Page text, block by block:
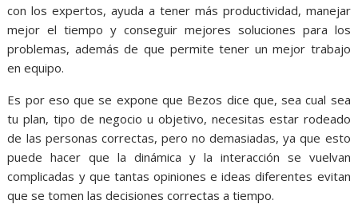
con los expertos, ayuda a tener más productividad, manejar
mejor el tiempo y conseguir mejores soluciones para los
problemas, además de que permite tener un mejor trabajo
en equipo.
Es por eso que se expone que Bezos dice que, sea cual sea
tu plan, tipo de negocio u objetivo, necesitas estar rodeado
de las personas correctas, pero no demasiadas, ya que esto
puede hacer que la dinámica y la interacción se vuelvan
complicadas y que tantas opiniones e ideas diferentes evitan
que se tomen las decisiones correctas a tiempo.